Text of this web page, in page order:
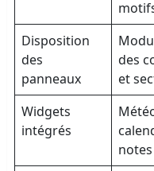
Disposition
des
panneaux
des
et
Widgets
intégrés
notes